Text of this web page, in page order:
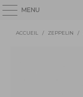
MENU
ACCUEIL / ZEPPELIN /